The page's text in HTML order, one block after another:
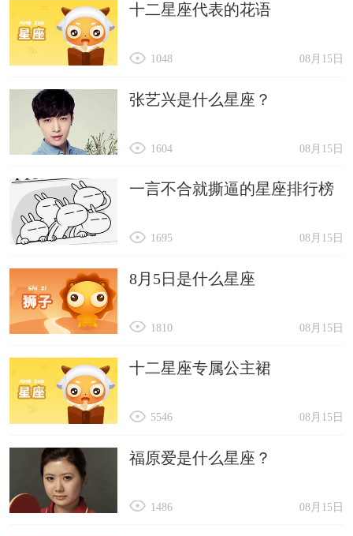
十二星座代表的花语
08月15日
1048
张艺兴是什么星座？
08月15日
1604
一言不合就撕逼的星座排行榜
08月15日
1695
8月5日是什么星座
08月15日
1810
十二星座专属公主裙
08月15日
5546
福原爱是什么星座？
08月15日
1486